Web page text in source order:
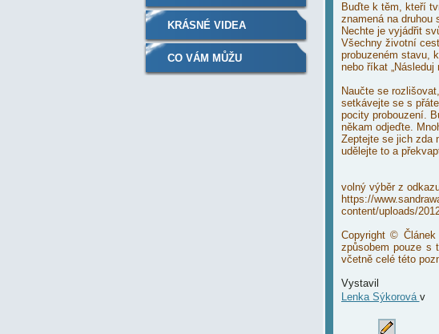
Buďte k těm, kteří
znamená na druhou
Nechte je vyjádřit
Všechny životní
probuzeném stavu,
nebo říkat „Následuj
Naučte se
setkávejte se s
pocity probouzení.
někam odjeďte.
Zeptejte se jich zda
udělejte to a
volný výběr z
https://
content/uploads/
Copyright ©
způsobem pouze s
včetně celé této
Vystavil
Lenka Sýkorová v
KRÁSNÉ VIDEA
CO VÁM MŮŽU